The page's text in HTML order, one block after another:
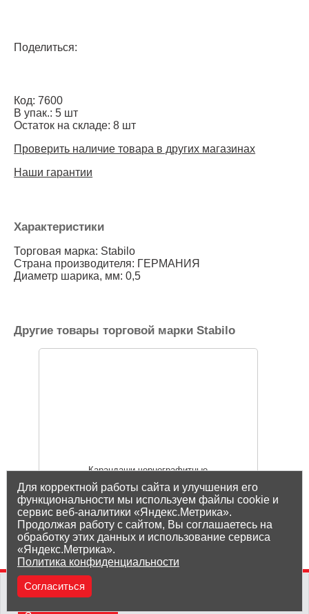
Поделиться:
Код: 7600
В упак.: 5 шт
Остаток на складе: 8 шт
Проверить наличие товара в других магазинах
Наши гарантии
Характеристики
Торговая марка: Stabilo
Страна производителя: ГЕРМАНИЯ
Диаметр шарика, мм: 0,5
Другие товары торговой марки Stabilo
Карандаши чернографитные
Показать все товары Stabilo
Для корректной работы сайта и улучшения его
функциональности мы используем файлы cookie и
сервис веб-аналитики «Яндекс.Метрика».
Продолжая работу с сайтом, Вы соглашаетесь на
обработку этих данных и использование сервиса
«Яндекс.Метрика».
Политика конфиденциальности
Согласиться
(8212) 25-05-05